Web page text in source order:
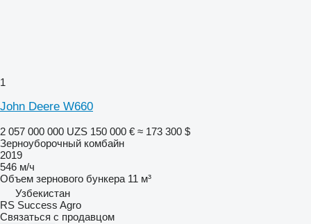
1
John Deere W660
2 057 000 000 UZS 150 000 € ≈ 173 300 $
Зерноуборочный комбайн
2019
546 м/ч
Объем зернового бункера 11 м³
Узбекистан
RS Success Agro
Связаться с продавцом